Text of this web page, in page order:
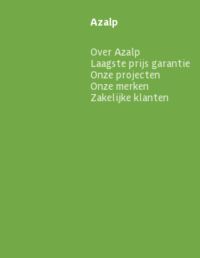
Azalp
Over Azalp
Laagste prijs garantie
Onze projecten
Onze merken
Zakelijke klanten